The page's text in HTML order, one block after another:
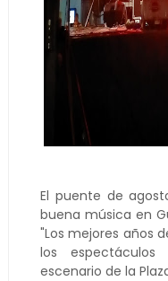
El puente de
buena música en
"Los mejores años
los
escenario de la